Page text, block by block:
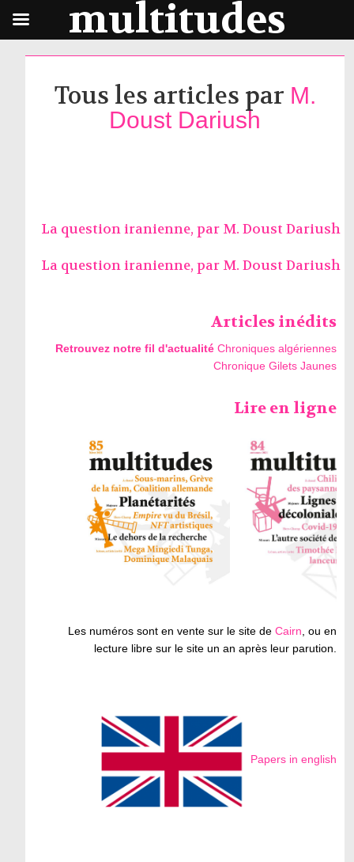
Tous les articles par M.
Doust Dariush
La question iranienne, par M. Doust Dariush
La question iranienne, par M. Doust Dariush
Articles inédits
Retrouvez notre fil d'actualité Chroniques algériennes
Chronique Gilets Jaunes
Lire en ligne
Les numéros sont en vente sur le site deCairn, ou en
lecture libre sur le site un an après leur parution.
Papers in english
multitudes